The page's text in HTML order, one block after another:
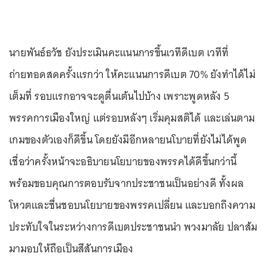
นายพันธ์ธวัช ยังประเมินคะแนนการขึ้นเวทีดีเบต เวทีที่
ถ่ายทอดสดครั้งแรกว่า ให้คะแนนการดีเบต 70% ยังทำได้ไม่
เต็มที่ รอบแรกอาจจะดูตื่นเต้นไปบ้าง เพราะพูดหลัง 5
พรรคการเมืองใหญ่ แต่รอบหลังๆ เริ่มคุมสติได้ และเล่นตาม
เกมของตัวเองก็ดีขึ้น โดยยังมีอีกหลายนโบายที่ยังไม่ได้พูด
เชื่อว่าครั้งหน้าจะอธิบายนโยบายของพรรคได้ดีขึ้นกว่านี้
พร้อมขอบคุณการตอบรับจากประชาชนเป็นอย่างดี ทั้งผล
โหวตและชื่นชอบนโยบายของพรรคเปลี่ยน และบอกถึงความ
ประทับใจในระหว่างการดีเบตประชาชนนำ พวงมาลัย ปลาส้ม
มามอบให้ถือเป็นสีสันการเมือง